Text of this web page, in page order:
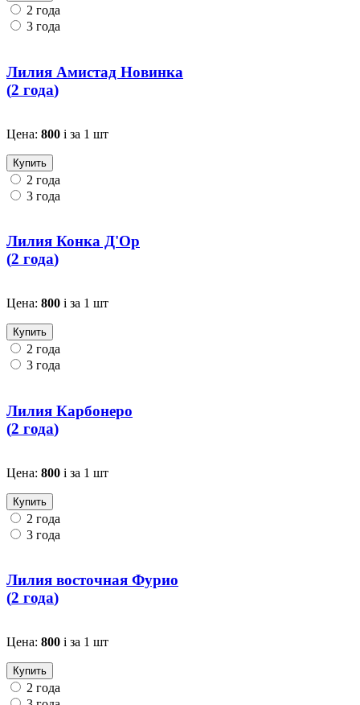
2 года
3 года
Лилия Амистад Новинка
(2 года)
Цена: 800 i за 1 шт
Купить
2 года
3 года
Лилия Конка Д'Ор
(2 года)
Цена: 800 i за 1 шт
Купить
2 года
3 года
Лилия Карбонеро
(2 года)
Цена: 800 i за 1 шт
Купить
2 года
3 года
Лилия восточная Фурио
(2 года)
Цена: 800 i за 1 шт
Купить
2 года